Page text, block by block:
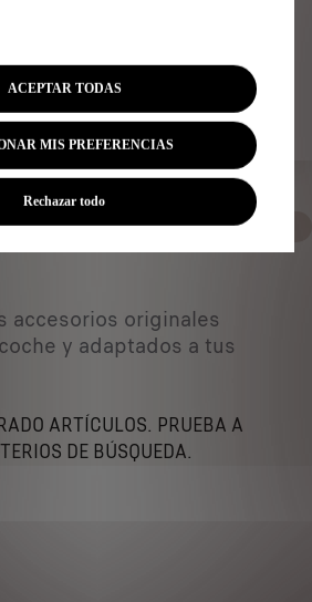
vehículo
Y BANDEJAS
PARA
accesorios originales
y adaptados a tus
ARTÍCULOS. PRUEBA A
DE BÚSQUEDA.
MIS PREFERENCIAS
ACEPTAR TODAS
Rechazar todo